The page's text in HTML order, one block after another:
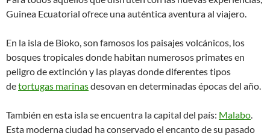
Guinea Ecuatorial ofrece una auténtica aventura al viajero.
En la isla de Bioko, son famosos los paisajes volcánicos, los
bosques tropicales donde habitan numerosos primates en
peligro de extinción y las playas donde diferentes tipos
detortugas marinasdesovan en determinadas épocas del año.
También en esta isla se encuentra la capital del país: Malabo.
Esta moderna ciudad ha conservado el encanto de su pasado